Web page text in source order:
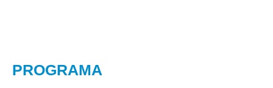
PROGRAMA